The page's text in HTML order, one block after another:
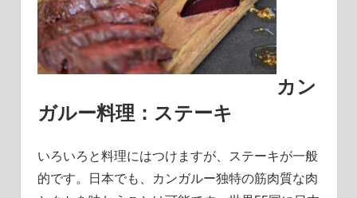
カン
ガルー料理： ステーキ
いろいろと料理にはつけますが、ステーキが一般
的です。
日本でも、カンガルー独特の筋肉質な肉